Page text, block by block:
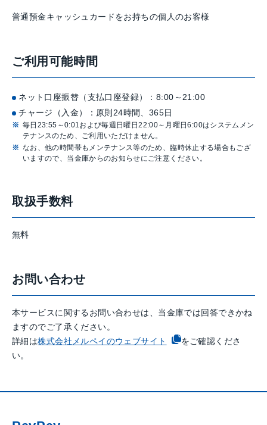
普通預金キャッシュカードをお持ちの個人のお客様
ご利用可能時間
ネット口座振替（支払口座登録）：8:00～21:00
チャージ（入金）：原則24時間、365日
毎日23:55～0:01および毎週日曜日22:00～月曜日6:00はシステムメン
テナンスのため、ご利用いただけません。
なお、他の時間帯もメンテナンス等のため、臨時休止する場合もござ
いますので、当金庫からのお知らせにご注意ください。
取扱手数料
無料
お問い合わせ
本サービスに関するお問い合わせは、当金庫では回答できかね
ますのでご了承ください。
詳細は株式会社メルペイのウェブサイト
をご確認くださ
い。